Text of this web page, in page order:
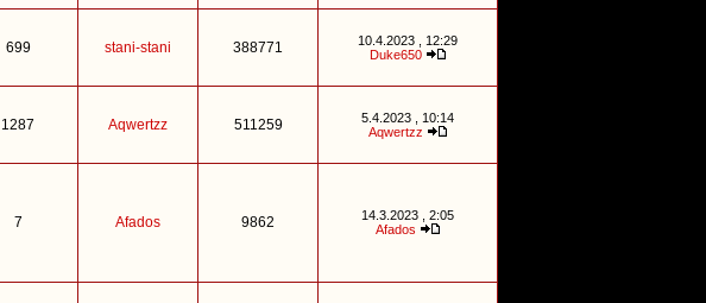
699 stani-stani 388771
10.4.2023 , 12:29
Duke650
1287 Aqwertzz 511259
5.4.2023 , 10:14
Aqwertzz
7 Afados 9862
14.3.2023 , 2:05
Afados